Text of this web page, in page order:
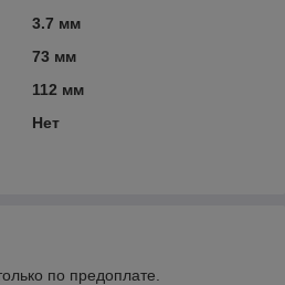
3.7 мм
73 мм
112 мм
Нет
по предоплате.